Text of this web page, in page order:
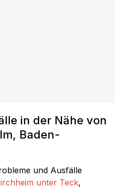
in der Nähe von
Baden-
und Ausfälle
unter Teck,